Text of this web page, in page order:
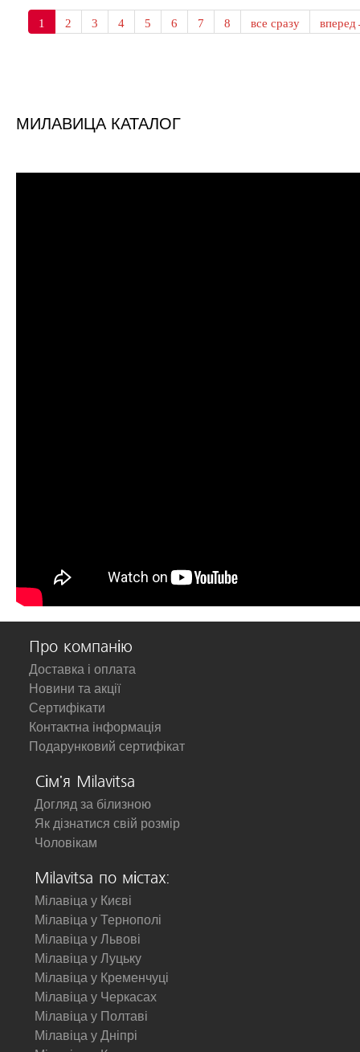
1 2 3 4 5 6 7 8 все сразу
МИЛАВИЦА КАТАЛОГ
Про компанію
Доставка і оплата
Новини та акції
Сертифікати
Контактна інформація
Подарунковий сертифікат
Сім'я Milavitsa
Догляд за білизною
Як дізнатися свій розмір
Чоловікам
Milavitsa по містах:
Мілавіца у Києві
Мілавіца у Тернополі
Мілавіца у Львові
Мілавіца у Луцьку
Мілавіца у Кременчуці
Мілавіца у Черкасах
Мілавіца у Полтаві
Мілавіца у Дніпрі